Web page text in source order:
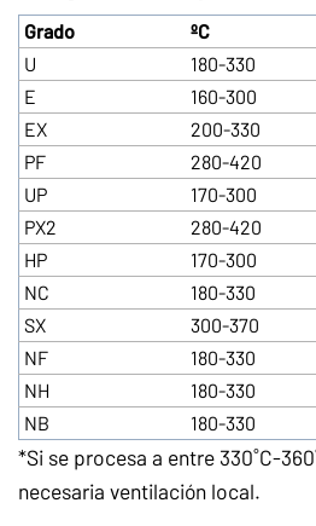
Grado ºC
U
180-330
E
160-300
EX
200-330
PF
280-420
UP
170-300
PX2
280-420
HP
170-300
NC
180-330
SX
300-370
NF
180-330
NH
180-330
NB
180-330
*Si se procesa a entre 330˚C-
necesaria ventilación local.